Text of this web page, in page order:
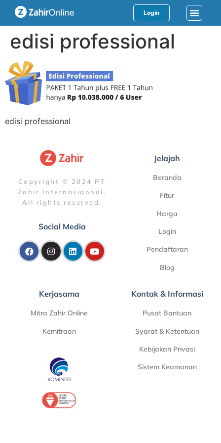
Login
edisi professional
edisi professional
Copyright © 2024 PT
Zahir Internasiaonal.
All rights reserved.
Social Media
Jelajah
Beranda
Fitur
Harga
Login
Pendaftaran
Blog
Kerjasama
Mitra Zahir Online
Kemitraan
Kontak & Informasi
Pusat Bantuan
Syarat & Ketentuan
Kebijakan Privasi
Sistem Keamanan